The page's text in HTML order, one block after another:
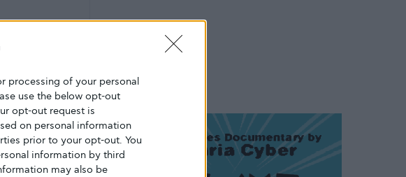
processing of your personal
use the below opt-out
opt-out request is
on personal information
prior to your opt-out. You
information by third
may also be
για
δελτίο τύπου
έλαβε έγκριση